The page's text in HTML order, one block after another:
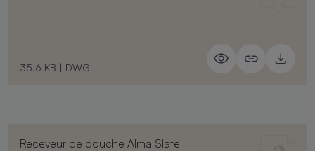
35.6 KB | DWG
Receveur de douche Alma Slate